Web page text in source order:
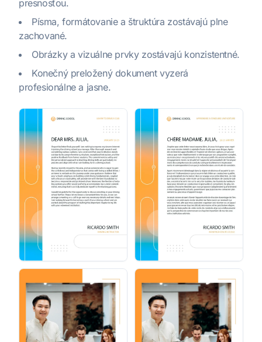
presnosťou.
Písma, formátovanie a štruktúra zostávajú plne
zachované.
Obrázky a vizuálne prvky zostávajú konzistentné.
Konečný preložený dokument vyzerá
profesionálne a jasne.